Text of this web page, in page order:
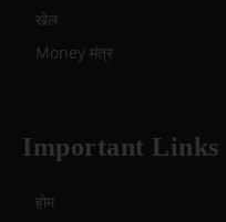
खेल
Money मंत्र
Important Links
होम